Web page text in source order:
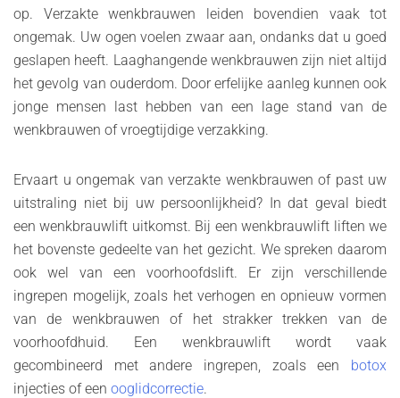
op. Verzakte wenkbrauwen leiden bovendien vaak tot
ongemak. Uw ogen voelen zwaar aan, ondanks dat u goed
geslapen heeft. Laaghangende wenkbrauwen zijn niet altijd
het gevolg van ouderdom. Door erfelijke aanleg kunnen ook
jonge mensen last hebben van een lage stand van de
wenkbrauwen of vroegtijdige verzakking.
Ervaart u ongemak van verzakte wenkbrauwen of past uw
uitstraling niet bij uw persoonlijkheid? In dat geval biedt
een wenkbrauwlift uitkomst. Bij een wenkbrauwlift liften we
het bovenste gedeelte van het gezicht. We spreken daarom
ook wel van een voorhoofdslift. Er zijn verschillende
ingrepen mogelijk, zoals het verhogen en opnieuw vormen
van de wenkbrauwen of het strakker trekken van de
voorhoofdhuid. Een wenkbrauwlift wordt vaak
gecombineerd met andere ingrepen, zoals een botox
injecties of een ooglidcorrectie.